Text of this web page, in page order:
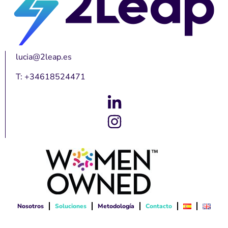
lucia@2leap.es
T: +34618524471
Nosotros Soluciones Metodología Contacto